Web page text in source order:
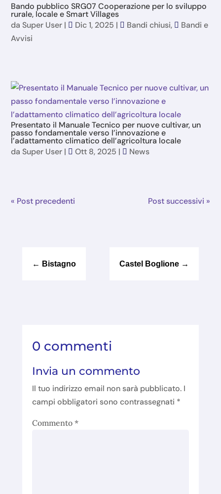
Bando pubblico SRG07 Cooperazione per lo sviluppo
rurale, locale e Smart Villages
da Super User | Dic 1, 2025 | Bandi chiusi,
Bandi e
Avvisi
Presentato il Manuale Tecnico per nuove cultivar, un
passo fondamentale verso l’innovazione e
l’adattamento climatico dell’agricoltura locale
da Super User | Ott 8, 2025 | News
« Post precedenti Post successivi »
← Bistagno Castel Boglione →
0 commenti
Invia un commento
Il tuo indirizzo email non sarà pubblicato. I
campi obbligatori sono contrassegnati *
Commento *